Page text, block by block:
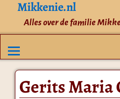
Mikkenie.nl
Alles over de familie
Gerits Maria